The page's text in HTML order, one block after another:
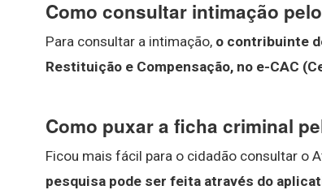
Como consultar intimação
Para consultar a intimação, o contribuinte
Restituição e Compensação, no e-CAC
Como puxar a ficha criminal
Ficou mais fácil para o cidadão consultar o
pesquisa pode ser feita através do